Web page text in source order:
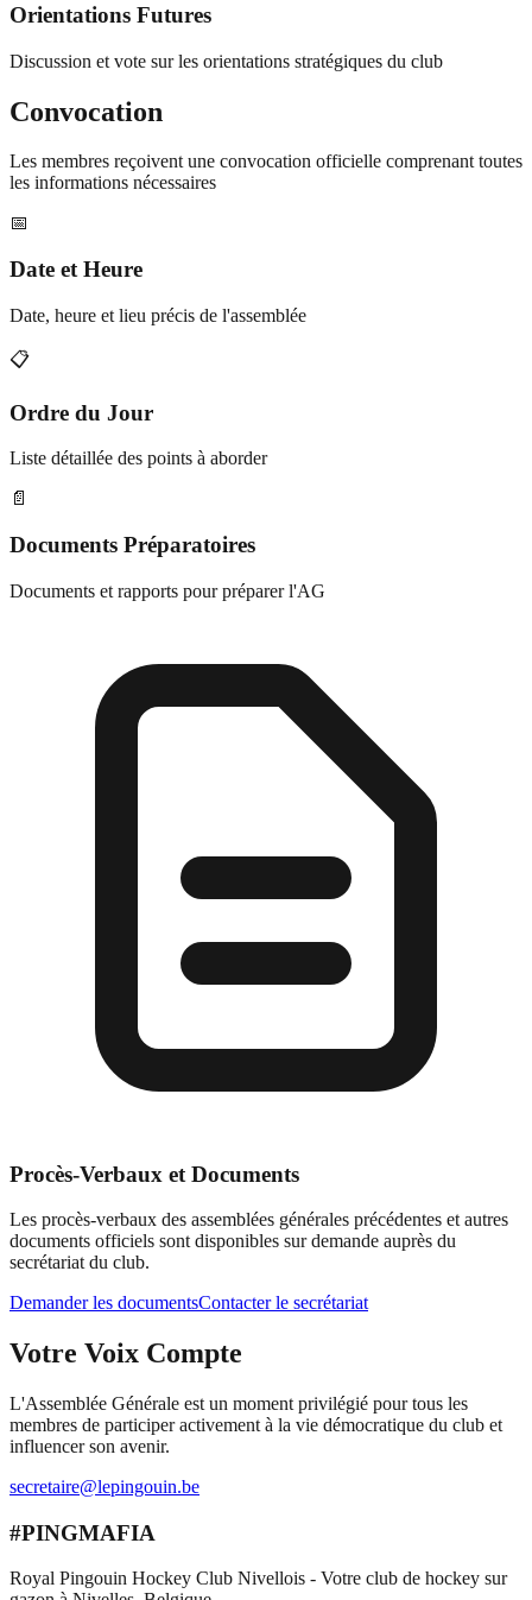
Orientations Futures
Discussion et vote sur les orientations stratégiques du club
Convocation
Les membres reçoivent une convocation officielle comprenant toutes
les informations nécessaires
📅
Date et Heure
Date, heure et lieu précis de l'assemblée
📋
Ordre du Jour
Liste détaillée des points à aborder
📄
Documents Préparatoires
Documents et rapports pour préparer l'AG
Procès-Verbaux et Documents
Les procès-verbaux des assemblées générales précédentes et autres
documents officiels sont disponibles sur demande auprès du
secrétariat du club.
Demander les documentsContacter le secrétariat
Votre Voix Compte
L'Assemblée Générale est un moment privilégié pour tous les
membres de participer activement à la vie démocratique du club et
influencer son avenir.
secretaire@lepingouin.be
#PINGMAFIA
Royal Pingouin Hockey Club Nivellois - Votre club de hockey sur